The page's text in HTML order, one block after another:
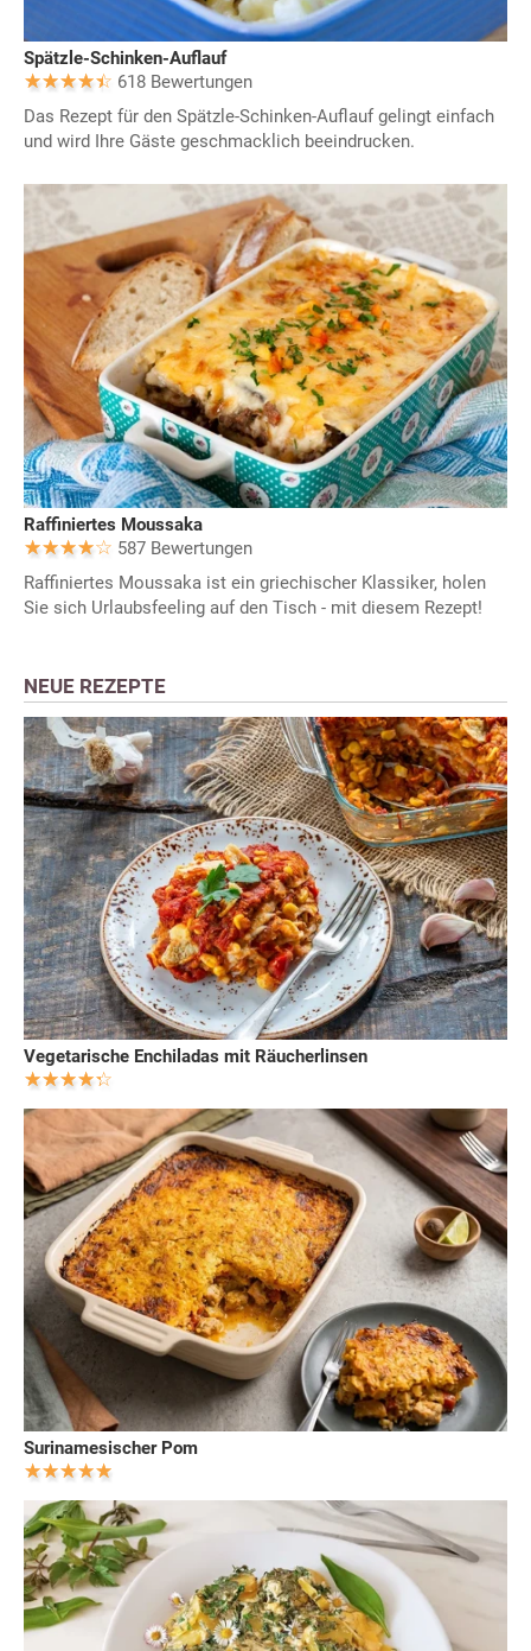
Spätzle-Schinken-Auflauf
618 Bewertungen
Das Rezept für den Spätzle-Schinken-Auflauf gelingt einfach
und wird Ihre Gäste geschmacklich beeindrucken.
Raffiniertes Moussaka
587 Bewertungen
Raffiniertes Moussaka ist ein griechischer Klassiker, holen
Sie sich Urlaubsfeeling auf den Tisch - mit diesem Rezept!
NEUE REZEPTE
Vegetarische Enchiladas mit Räucherlinsen
Surinamesischer Pom